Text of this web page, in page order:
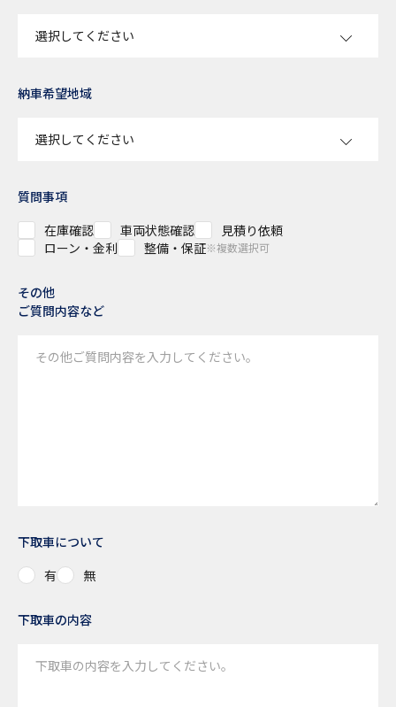
納車希望地域
質問事項
在庫確認
車両状態確認
見積り依頼
ローン・金利
整備・保証※複数選択可
その他
ご質問内容など
下取車について
有
無
下取車の内容